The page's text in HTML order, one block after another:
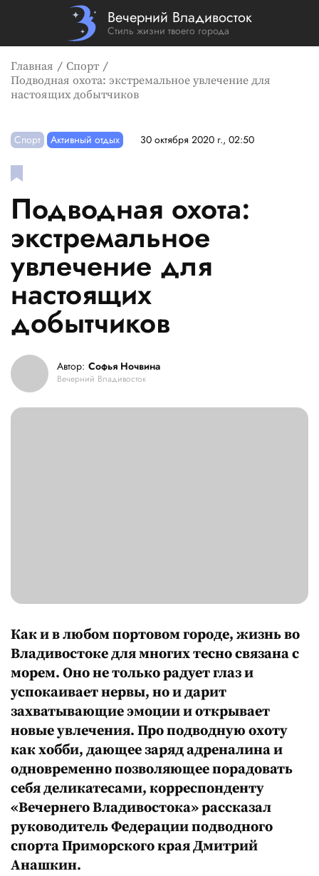
Вечерний Владивосток
Стиль жизни твоего города
Главная
Спорт
Подводная охота: экстремальное увлечение для
настоящих добытчиков
Спорт Активный отдых 30 октября 2020 г., 02:50
Подводная охота:
экстремальное
увлечение для
настоящих
добытчиков
Автор: Софья Ночвина
Вечерний Владивосток
Как и в любом портовом городе, жизнь во
Владивостоке для многих тесно связана с
морем. Оно не только радует глаз и
успокаивает нервы, но и дарит
захватывающие эмоции и открывает
новые увлечения. Про подводную охоту
как хобби, дающее заряд адреналина и
одновременно позволяющее порадовать
себя деликатесами, корреспонденту
«Вечернего Владивостока» рассказал
руководитель Федерации подводного
спорта Приморского края Дмитрий
Анашкин.